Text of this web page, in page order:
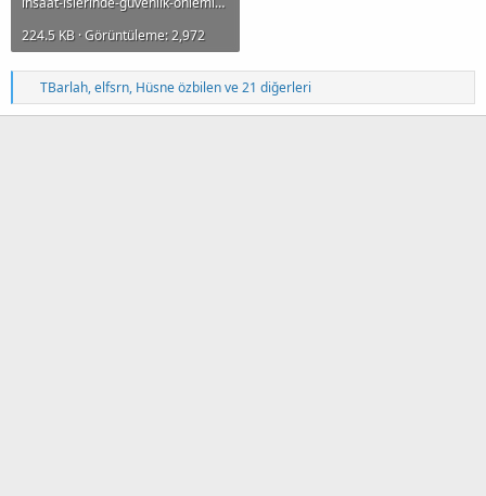
224.5 KB · Görüntüleme: 2,972
T
e
p
TBarlah,elfsrn, Hüsne özbilenve 21 diğerleri